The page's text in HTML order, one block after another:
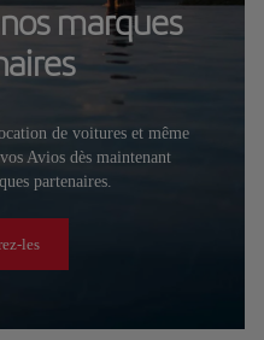
marques
de voitures et même
Avios dès maintenant
partenaires.
les